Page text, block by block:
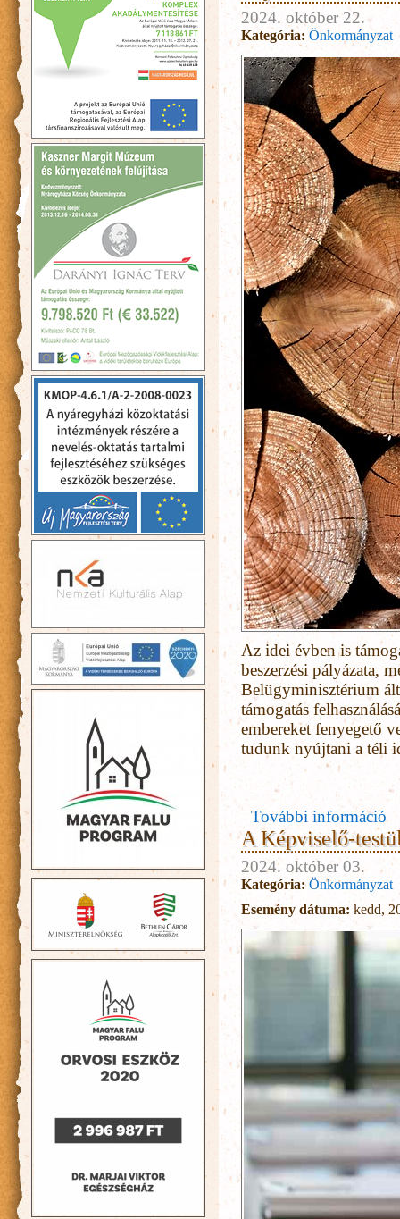
2024. október 22.
Kategória: Önkormányzat
Az idei évben is
beszerzési pályázata,
Belügyminisztérium
támogatás
embereket fenyegető
tudunk nyújtani a téli
További információ
A Képviselő-
2024. október 03.
Kategória:Önkormányzat
Esemény dátuma: kedd,